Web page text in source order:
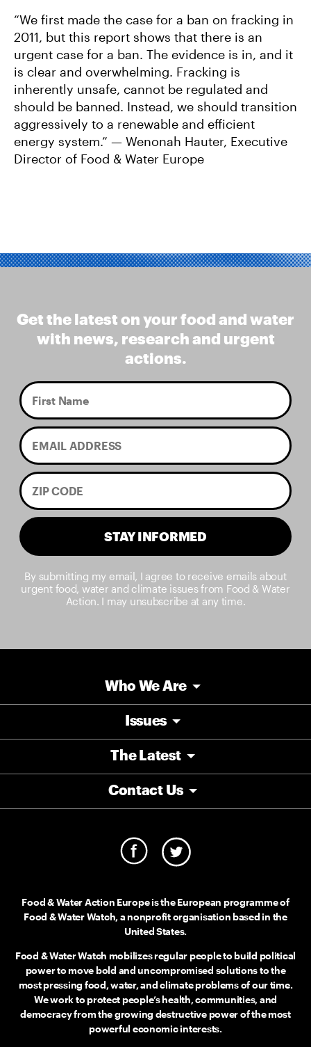
“We first made the case for a ban on fracking in
2011, but this report shows that there is an
urgent case for a ban. The evidence is in, and it
is clear and overwhelming. Fracking is
inherently unsafe, cannot be regulated and
should be banned. Instead, we should transition
aggressively to a renewable and efficient
energy system.” — Wenonah Hauter, Executive
Director of Food & Water Europe
Get the latest on your food and water
with news, research and urgent
actions.
STAY INFORMED
By submitting my email, I agree to receive emails about
urgent food, water and climate issues from Food & Water
Action. I may unsubscribe at any time.
Food & Water Action Europe is the European programme of
Food & Water Watch, a nonprofit organisation based in the
United States.
Food & Water Watch mobilizes regular people to build political
power to move bold and uncompromised solutions to the
most pressing food, water, and climate problems of our time.
We work to protect people’s health, communities, and
democracy from the growing destructive power of the most
powerful economic interests.
Who We Are
Issues
The Latest
Contact Us